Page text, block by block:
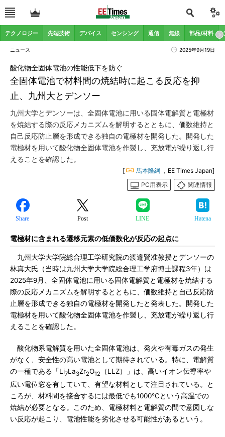
テクノロジー 先端技術 デバイス センシング 通信 無線 部品/材料
ニュース 2025年9月19日
全固体電池で材料間の焼結時に起こる反応を抑
止、九州大とデンソー
酸化物全固体電池の性能低下を防ぐ
九州大学とデンソーは、全固体電池に用いる固体電解質と電極材
を焼結する際の反応メカニズムを解明するとともに、価数維持と
自己反応防止層を形成できる独自の電極材を開発した。開発した
電極材を用いて酸化物全固体電池を作製し、充放電が繰り返し行
えることを確認した。
[ 馬本隆綱 ，EE Times Japan]
PC用表示
関連情報
Share Post LINE Hatena
電極材に含まれる遷移元素の低価数化が反応の起点に
九州大学大学院総合理工学研究院の渡邉賢准教授とデンソーの
林真大氏（当時は九州大学大学院総合理工学府博士課程3年）は
2025年9月、全固体電池に用いる固体電解質と電極材を焼結する
際の反応メカニズムを解明するとともに、価数維持と自己反応防
止層を形成できる独自の電極材を開発したと発表した。開発した
電極材を用いて酸化物全固体電池を作製し、充放電が繰り返し行
えることを確認した。
酸化物系電解質を用いた全固体電池は、発火や有毒ガスの発生
がなく、安全性の高い電池として期待されている。特に、電解質
の一種である「Li7La3Zr2O12
（LLZ）」は、高いイオン伝導率や
広い電位窓を有していて、有望な材料として注目されている。と
ころが、材料間を接合するには最低でも1000℃という高温での
焼結が必要となる。このため、電極材料と電解質の間で意図しな
い反応が起こり、電池性能を劣化させる可能性があるという。